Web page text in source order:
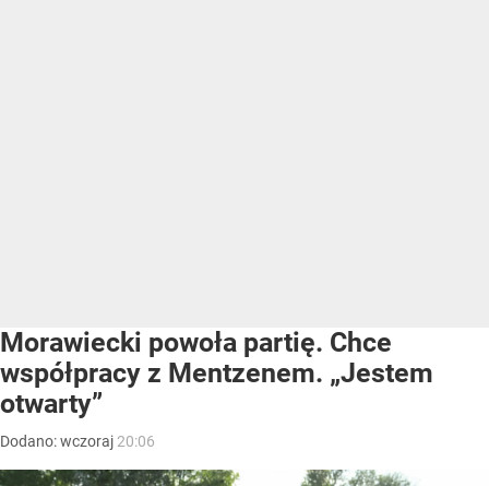
Morawiecki powoła partię. Chce
współpracy z Mentzenem. „Jestem
otwarty”
Dodano:wczoraj 20:06